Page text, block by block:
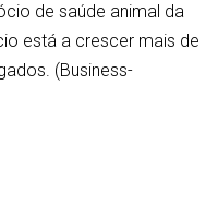
de saúde animal da
está a crescer mais de
(Business-